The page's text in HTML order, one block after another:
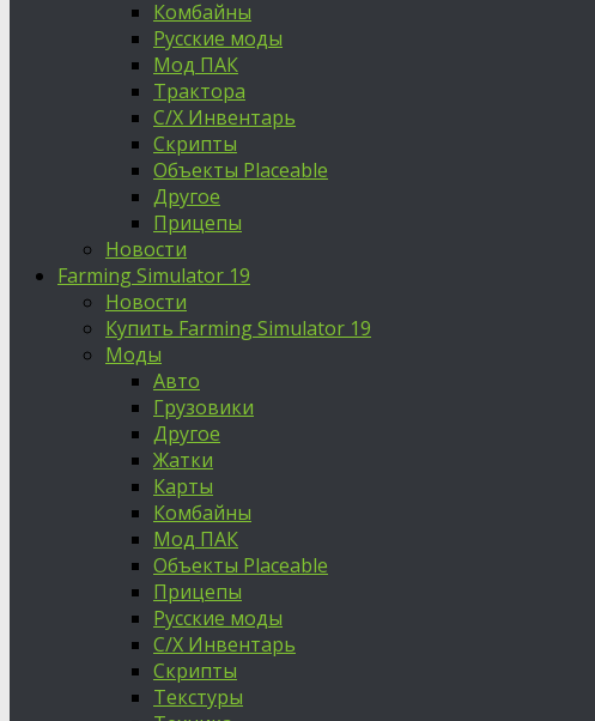
Комбайны
Русские моды
Мод ПАК
Трактора
С/Х Инвентарь
Скрипты
Объекты Placeable
Другое
Прицепы
Новости
Farming Simulator 19
Новости
Купить Farming Simulator 19
Моды
Авто
Грузовики
Другое
Жатки
Карты
Комбайны
Мод ПАК
Объекты Placeable
Прицепы
Русские моды
С/Х Инвентарь
Скрипты
Текстуры